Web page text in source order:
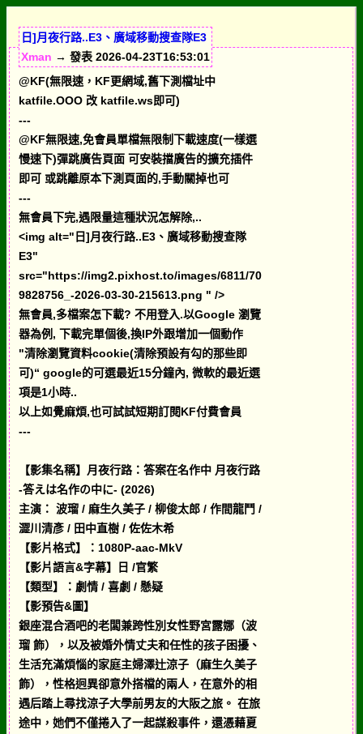
日]月夜行路..E3、廣域移動搜查隊E3
Xman → 發表 2026-04-23T16:53:01
@KF(無限速，KF更網域,舊下測檔址中
katfile.OOO 改 katfile.ws即可)
---
@KF無限速,免會員單檔無限制下載速度(一樣選
慢速下)彈跳廣告頁面 可安裝擋廣告的擴充插件
即可 或跳離原本下測頁面的,手動關掉也可
---
無會員下完,遇限量這種狀況怎解除,..
<img alt="日]月夜行路..E3、廣域移動搜查隊
E3"
src="https://img2.pixhost.to/images/6811/70
9828756_-2026-03-30-215613.png " />
無會員,多檔案怎下載? 不用登入.以Google 瀏覽
器為例, 下載完單個後,換IP外跟增加一個動作
"清除瀏覽資料cookie(清除預設有勾的那些即
可)“ google的可選最近15分鐘內, 微軟的最近選
項是1小時..
以上如覺麻煩,也可試試短期訂閱KF付費會員
---
【影集名稱】月夜行路：答案在名作中 月夜行路
-答えは名作の中に- (2026)
主演： 波瑠 / 麻生久美子 / 柳俊太郎 / 作間龍鬥 /
澀川清彥 / 田中直樹 / 佐佐木希
【影片格式】：1080P-aac-MkV
【影片語言&字幕】日 /官繁
【類型】：劇情 / 喜劇 / 懸疑
【影預告&圖】
銀座混合酒吧的老闆兼跨性別女性野宮露娜（波
瑠 飾），以及被婚外情丈夫和任性的孩子困擾、
生活充滿煩惱的家庭主婦澤辻涼子（麻生久美子
飾），性格迥異卻意外搭檔的兩人，在意外的相
遇后踏上尋找涼子大學前男友的大阪之旅。 在旅
途中，她們不僅捲入了一起謀殺事件，還憑藉夏